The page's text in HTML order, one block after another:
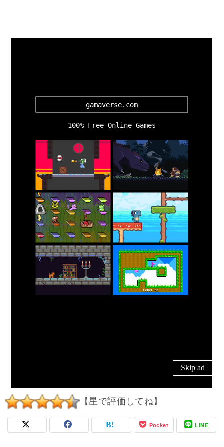
【星で評価してね】
Pocket LINE